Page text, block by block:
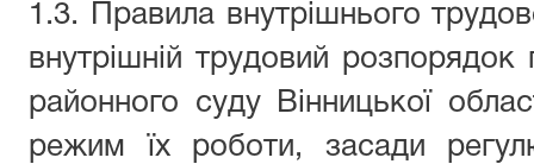
1.3.
Правила внутрішнього
внутрішній трудовий розпорядок
районного суду Вінницької
режим їх роботи, засади